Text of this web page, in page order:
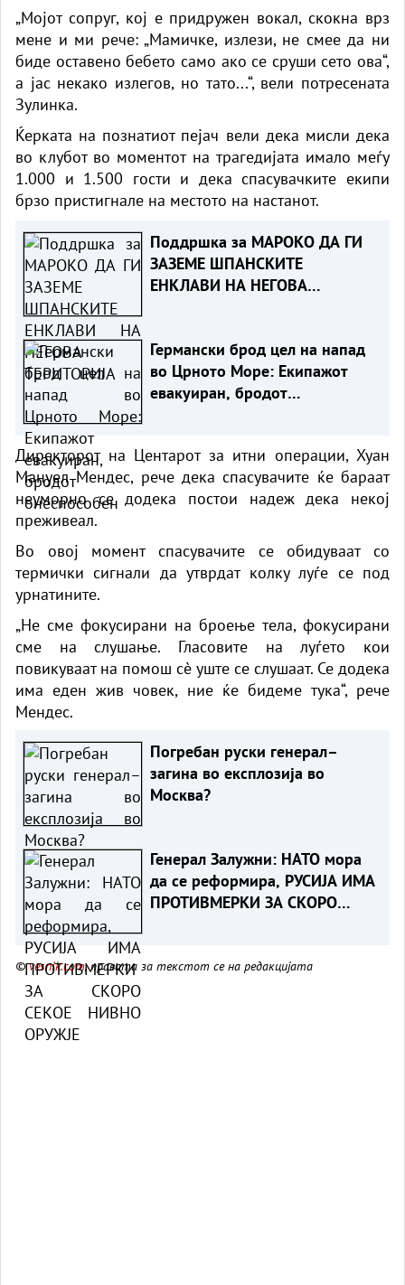
„Мојот сопруг, кој е придружен вокал, скокна врз
мене и ми рече: „Мамичке, излези, не смее да ни
биде оставено бебето само ако се сруши сето ова“,
а јас некако излегов, но тато...“, вели потресената
Зулинка.
Ќерката на познатиот пејач вели дека мисли дека
во клубот во моментот на трагедијата имало меѓу
1.000 и 1.500 гости и дека спасувачките екипи
брзо пристигнале на местото на настанот.
Поддршка за МАРОКО ДА ГИ
ЗАЗЕМЕ ШПАНСКИТЕ
ЕНКЛАВИ НА НЕГОВА
Германски брод цел на напад
во Црното Море: Екипажот
евакуиран, бродот
Директорот на Центарот за итни операции, Хуан
Мануел Мендес, рече дека спасувачите ќе бараат
неуморно се додека постои надеж дека некој
преживеал.
Во овој момент спасувачите се обидуваат со
термички сигнали да утврдат колку луѓе се под
урнатините.
„Не сме фокусирани на броење тела, фокусирани
сме на слушање. Гласовите на луѓето кои
повикуваат на помош сè уште се слушаат. Се додека
има еден жив човек, ние ќе бидеме тука“, рече
Мендес.
Погребан руски генерал–
загина во експлозија во
Москва?
Генерал Залужни: НАТО мора
да се реформира, РУСИЈА ИМА
ПРОТИВМЕРКИ ЗА СКОРО
©vesnik.com, правата за текстот се на редакцијата